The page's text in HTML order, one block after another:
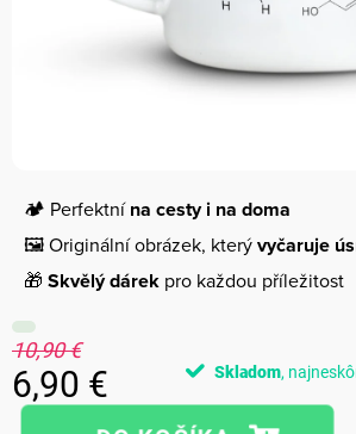
🏕️ Perfektnína cesty i na doma
🖼️ Originální obrázek, kterývyčaruje
🎁 Skvělý dárek pro každou příležitost
10,90 €
6,90 €
Jednotková
Skladom